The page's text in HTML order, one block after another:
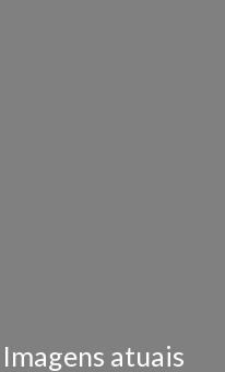
Imagens atuais